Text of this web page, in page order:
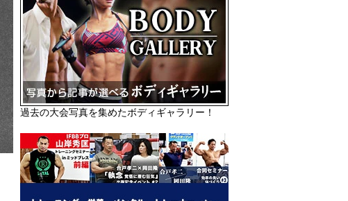
過去の大会写真を集めたボディギャラリー！